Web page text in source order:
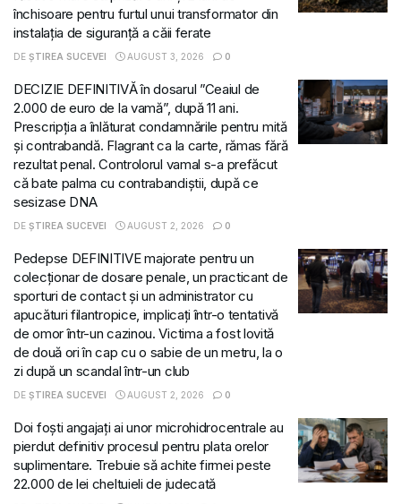
închisoare pentru furtul unui transformator din
instalația de siguranță a căii ferate
DE ȘTIREA SUCEVEI AUGUST 3, 2026 0
DECIZIE DEFINITIVĂ în dosarul ”Ceaiul de
2.000 de euro de la vamă”, după 11 ani.
Prescripția a înlăturat condamnările pentru mită
și contrabandă. Flagrant ca la carte, rămas fără
rezultat penal. Controlorul vamal s-a prefăcut
că bate palma cu contrabandiștii, după ce
sesizase DNA
DE ȘTIREA SUCEVEI AUGUST 2, 2026 0
Pedepse DEFINITIVE majorate pentru un
colecționar de dosare penale, un practicant de
sporturi de contact și un administrator cu
apucături filantropice, implicați într-o tentativă
de omor într-un cazinou. Victima a fost lovită
de două ori în cap cu o sabie de un metru, la o
zi după un scandal într-un club
DE ȘTIREA SUCEVEI AUGUST 2, 2026 0
Doi foști angajați ai unor microhidrocentrale au
pierdut definitiv procesul pentru plata orelor
suplimentare. Trebuie să achite firmei peste
22.000 de lei cheltuieli de judecată